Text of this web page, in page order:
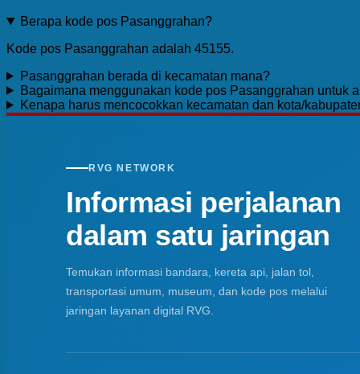
Berapa kode pos Pasanggrahan?
Kode pos Pasanggrahan adalah 45155.
Pasanggrahan berada di kecamatan mana?
Bagaimana menggunakan kode pos Pasanggrahan untuk
Kenapa harus mencocokkan kecamatan dan kota/
RVG NETWORK
Informasi perjalanan
dalam satu jaringan
Temukan informasi bandara, kereta api, jalan tol,
transportasi umum, museum, dan kode pos melalui
jaringan layanan digital RVG.